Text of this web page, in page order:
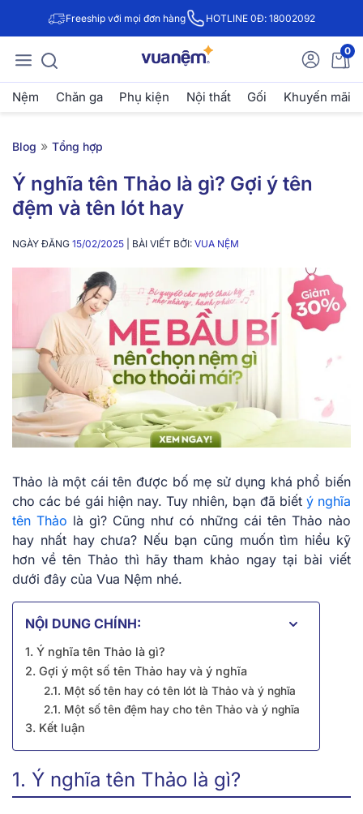
Freeship với mọi đơn hàng HOTLINE 0Đ: 18002092
0
Nệm Chăn ga Phụ kiện Nội thất Gối Khuyến mãi
Blog » Tổng hợp
Ý nghĩa tên Thảo là gì? Gợi ý tên
đệm và tên lót hay
NGÀY ĐĂNG 15/02/2025 | BÀI VIẾT BỞI: VUA NỆM
Thảo là một cái tên được bố mẹ sử dụng khá phổ biến
cho các bé gái hiện nay. Tuy nhiên, bạn đã biết ý nghĩa
tên Thảo là gì? Cũng như có những cái tên Thảo nào
hay nhất hay chưa? Nếu bạn cũng muốn tìm hiểu kỹ
hơn về tên Thảo thì hãy tham khảo ngay tại bài viết
dưới đây của Vua Nệm nhé.
NỘI DUNG CHÍNH:
1. Ý nghĩa tên Thảo là gì?
2. Gợi ý một số tên Thảo hay và ý nghĩa
2.1. Một số tên hay có tên lót là Thảo và ý nghĩa
2.1. Một số tên đệm hay cho tên Thảo và ý nghĩa
3. Kết luận
1. Ý nghĩa tên Thảo là gì?